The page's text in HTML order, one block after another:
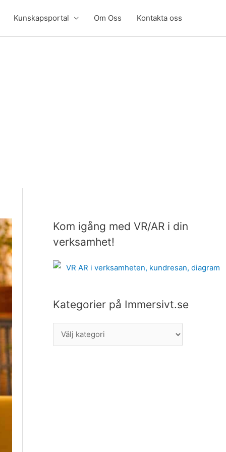
Kunskapsportal Om Oss Kontakta oss
Kom igång med VR/AR i din
verksamhet!
Kategorier på Immersivt.se
K
a
e
o
e